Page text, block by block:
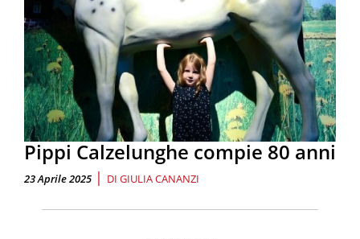
Pippi Calzelunghe compie 80 anni
23 Aprile 2025 | DI GIULIA CANANZI